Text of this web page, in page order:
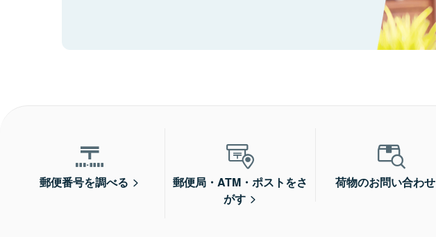
郵便番号を調べる
郵便局・ATM・ポストをさ
がす
荷物のお問い合わせ